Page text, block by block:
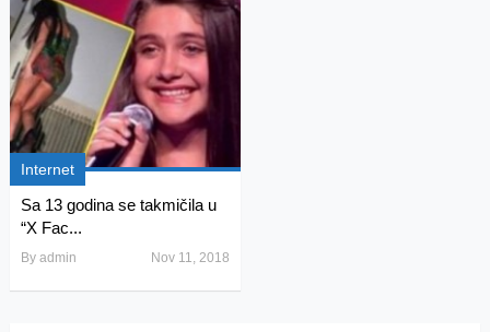
Internet
Sa 13 godina se takmičila u
“X Fac...
By admin Nov 11, 2018